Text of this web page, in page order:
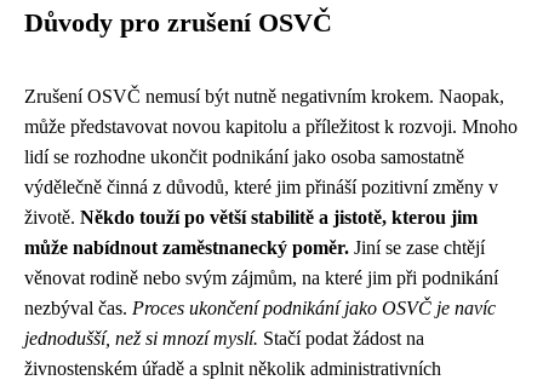
Důvody pro zrušení OSVČ
Zrušení OSVČ nemusí být nutně negativním krokem. Naopak,
může představovat novou kapitolu a příležitost k rozvoji. Mnoho
lidí se rozhodne ukončit podnikání jako osoba samostatně
výdělečně činná z důvodů, které jim přináší pozitivní změny v
životě. Někdo touží po větší stabilitě a jistotě, kterou jim
může nabídnout zaměstnanecký poměr. Jiní se zase chtějí
věnovat rodině nebo svým zájmům, na které jim při podnikání
nezbýval čas. Proces ukončení podnikání jako OSVČ je navíc
jednodušší, než si mnozí myslí. Stačí podat žádost na
živnostenském úřadě a splnit několik administrativních